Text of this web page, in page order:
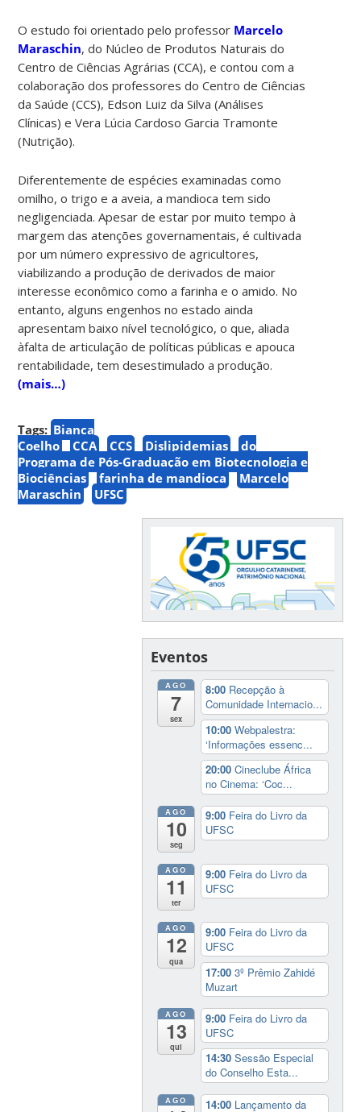
O estudo foi orientado pelo professor Marcelo
Maraschin, do Núcleo de Produtos Naturais do
Centro de Ciências Agrárias (CCA), e contou com a
colaboração dos professores do Centro de Ciências
da Saúde (CCS), Edson Luiz da Silva (Análises
Clínicas) e Vera Lúcia Cardoso Garcia Tramonte
(Nutrição).
Diferentemente de espécies examinadas como
omilho, o trigo e a aveia, a mandioca tem sido
negligenciada. Apesar de estar por muito tempo à
margem das atenções governamentais, é cultivada
por um número expressivo de agricultores,
viabilizando a produção de derivados de maior
interesse econômico como a farinha e o amido. No
entanto, alguns engenhos no estado ainda
apresentam baixo nível tecnológico, o que, aliada
àfalta de articulação de políticas públicas e apouca
rentabilidade, tem desestimulado a produção.
(mais…)
Tags: Bianca
Coelho
CCA CCS Dislipidemias
do
Programa de Pós-Graduação em Biotecnologia e
Biociências
farinha de mandioca
Marcelo
Maraschin
UFSC
Eventos
AGO
7
sex
8:00 Recepção à
Comunidade Internacio...
10:00Webpalestra:
‘Informações essenc...
20:00Cineclube África
no Cinema: ‘Coc...
AGO
10
seg
9:00 Feira do Livro da
UFSC
AGO
11
ter
9:00 Feira do Livro da
UFSC
AGO
12
qua
9:00 Feira do Livro da
UFSC
17:003º Prêmio Zahidé
Muzart
AGO
13
qui
9:00 Feira do Livro da
UFSC
14:30Sessão Especial
do Conselho Esta...
AGO 14:00 Lançamento da